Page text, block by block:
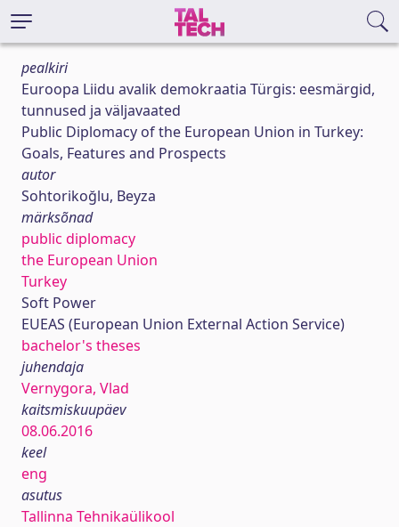
pealkiri
Euroopa Liidu avalik demokraatia Türgis: eesmärgid,
tunnused ja väljavaated
Public Diplomacy of the European Union in Turkey:
Goals, Features and Prospects
autor
Sohtorikoğlu, Beyza
märksõnad
public diplomacy
the European Union
Turkey
Soft Power
EUEAS (European Union External Action Service)
bachelor's theses
juhendaja
Vernygora, Vlad
kaitsmiskuupäev
08.06.2016
keel
eng
asutus
Tallinna Tehnikaülikool